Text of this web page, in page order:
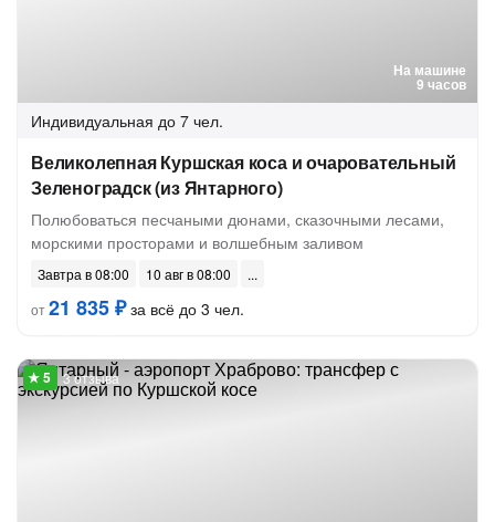
На машине
9 часов
Индивидуальная до 7 чел.
Великолепная Куршская коса и очаровательный
Зеленоградск (из Янтарного)
Полюбоваться песчаными дюнами, сказочными лесами,
морскими просторами и волшебным заливом
Завтра в 08:00
10 авг в 08:00
от21 835 ₽за всё до 3 чел.
3 отзыва